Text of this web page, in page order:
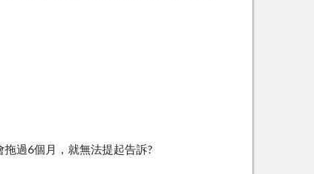
拖過6個月，就無法提起告訴?